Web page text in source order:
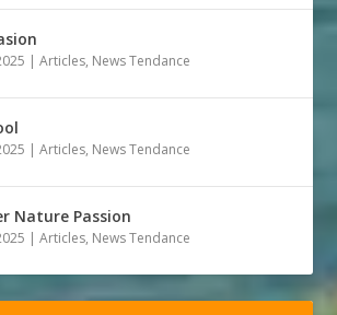
|Articles, News Tendance
|Articles, News Tendance
Nature Passion
|Articles, News Tendance